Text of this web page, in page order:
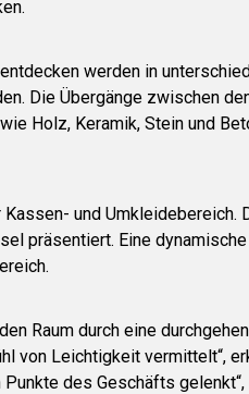
werden in
Die Übergänge zwischen
Holz, Keramik, Stein und
und Umkleidebereich.
präsentiert. Eine
Raum durch eine
von Leichtigkeit vermittelt“,
des Geschäfts gelenkt“,